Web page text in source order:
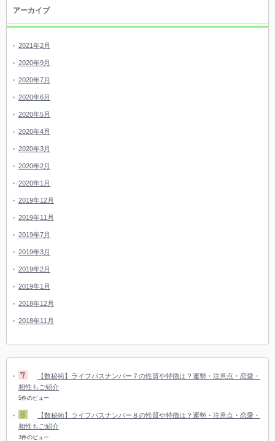
アーカイブ
2021年2月
2020年9月
2020年7月
2020年6月
2020年5月
2020年4月
2020年3月
2020年2月
2020年1月
2019年12月
2019年11月
2019年7月
2019年3月
2019年2月
2019年1月
2018年12月
2018年11月
【数秘術】ライフパスナンバー７の性質や特徴は？運勢・注意点・恋愛・
相性もご紹介
5件のビュー
【数秘術】ライフパスナンバー８の性質や特徴は？運勢・注意点・恋愛・
相性もご紹介
3件のビュー